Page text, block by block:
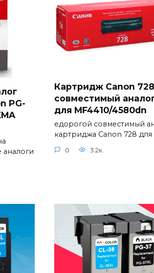
PG-
Картридж Canon 728
совместимый
для MF4410/4580dn
едорогой совместимый
картриджа Canon 728 для
0 3.2к.